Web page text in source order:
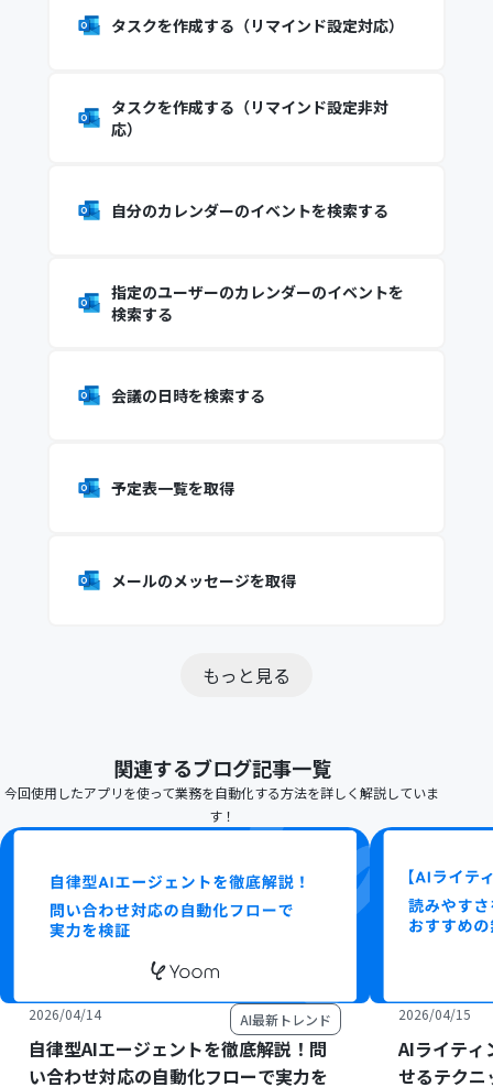
タスクを作成する（リマインド設定対応）
タスクを作成する（リマインド設定非対
応）
自分のカレンダーのイベントを検索する
指定のユーザーのカレンダーのイベントを
検索する
会議の日時を検索する
予定表一覧を取得
メールのメッセージを取得
もっと見る
関連するブログ記事一覧
今回使用したアプリを使って業務を自動化する方法を詳しく解説していま
す！
2026/04/14 AI最新トレンド
自律型AIエージェントを徹底解説！問
い合わせ対応の自動化フローで実力を
2026/04/15
AIライティ
せるテクニ